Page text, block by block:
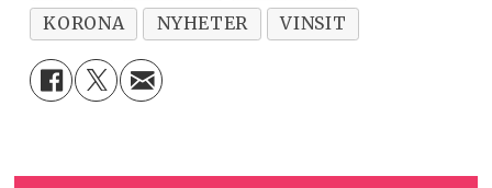
KORONA
NYHETER VINSIT